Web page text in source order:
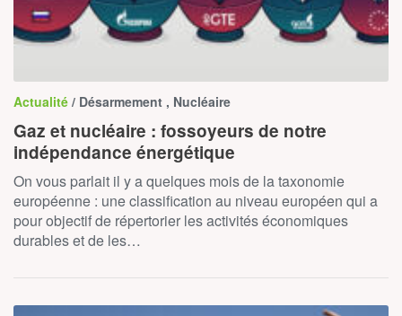
Actualité / Désarmement , Nucléaire
Gaz et nucléaire : fossoyeurs de notre
indépendance énergétique
On vous parlait il y a quelques mois de la taxonomie
européenne : une classification au niveau européen qui a
pour objectif de répertorier les activités économiques
durables et de les…